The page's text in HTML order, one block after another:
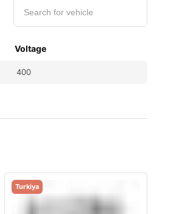
Voltage
400
Turkiya